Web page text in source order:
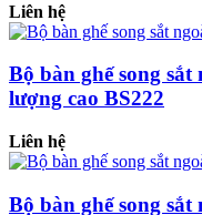
Liên hệ
Bộ bàn ghế song
lượng cao BS222
Liên hệ
Bộ bàn ghế song